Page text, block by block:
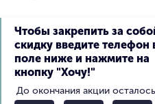
Чтобы закрепить за
скидку введите телефон
поле ниже и нажмите на
кнопку "Хочу!"
До окончания акции